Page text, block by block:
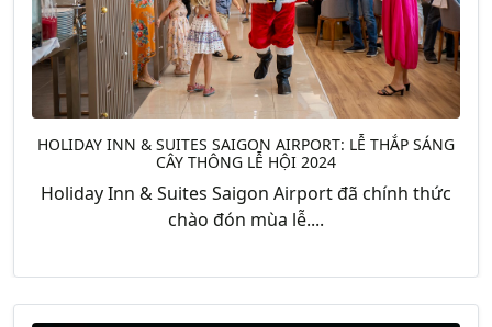
HOLIDAY INN & SUITES SAIGON AIRPORT: LỄ THẮP SÁNG
CÂY THÔNG LỄ HỘI 2024
Holiday Inn & Suites Saigon Airport đã chính thức
chào đón mùa lễ....